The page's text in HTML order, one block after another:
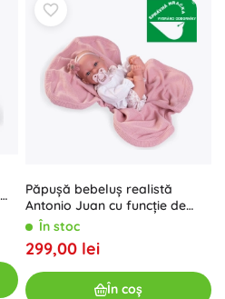
Păpușă bebeluș realistă
Antonio Juan cu funcție de
mișcare
În stoc
299,00 lei
În coș